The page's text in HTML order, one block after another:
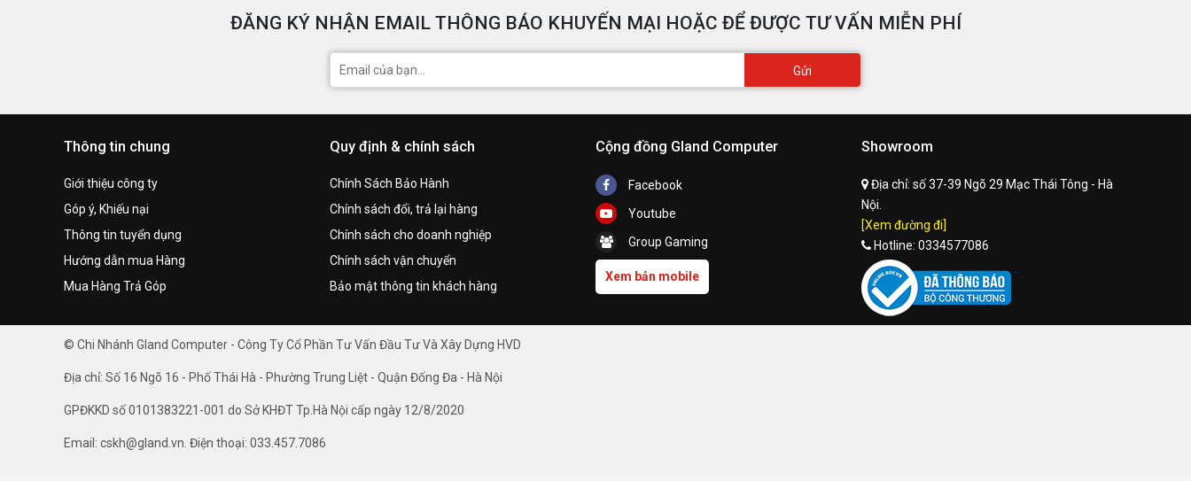
ĐĂNG KÝ NHẬN EMAIL THÔNG BÁO KHUYẾN MẠI HOẶC ĐỂ ĐƯỢC TƯ VẤN MIỄN PHÍ
Gửi
Thông tin chung
Giới thiệu công ty
Góp ý, Khiếu nại
Thông tin tuyển dụng
Hướng dẫn mua Hàng
Mua Hàng Trả Góp
Quy định & chính sách
Chính Sách Bảo Hành
Chính sách đổi, trả lại hàng
Chính sách cho doanh nghiệp
Chính sách vận chuyển
Bảo mật thông tin khách hàng
Cộng đồng Gland Computer
Facebook
Youtube
Group Gaming
Xem bản mobile
Showroom
Địa chỉ: số 37-39 Ngõ 29 Mạc Thái Tông - Hà
Nội.
[Xem đường đi]
Hotline: 0334577086
© Chi Nhánh Gland Computer - Công Ty Cổ Phần Tư Vấn Đầu Tư Và Xây Dựng HVD
Địa chỉ: Số 16 Ngõ 16 - Phố Thái Hà - Phường Trung Liệt - Quận Đống Đa - Hà Nội
GPĐKKD số 0101383221-001 do Sở KHĐT Tp.Hà Nội cấp ngày 12/8/2020
Email: cskh@gland.vn. Điện thoại: 033.457.7086